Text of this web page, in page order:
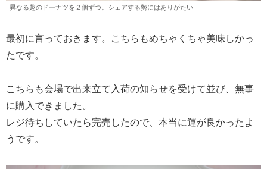
異なる趣のドーナツを２個ずつ。シェアする勢にはありがたい
最初に言っておきます。こちらもめちゃくちゃ美味しかっ
たです。
こちらも会場で出来立て入荷の知らせを受けて並び、無事
に購入できました。
レジ待ちしていたら完売したので、本当に運が良かったよ
うです。